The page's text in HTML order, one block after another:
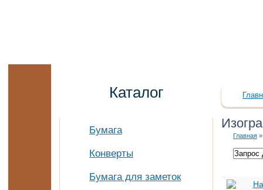
Каталог
Бумага
Конверты
Бумага для заметок
Главная